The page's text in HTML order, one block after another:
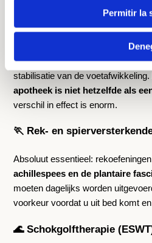
Permitir la
🧩 Steunzolen op maat
Ontworpen op basis van uw
ondersteuning van de voetboog,
stabilisatie van de voetafwikkeling.
apotheek is niet hetzelfde als
verschil in effect is enorm.
🏃 Rek- en
Absoluut essentieel:
achillespees en de plantaire
moeten dagelijks worden
voorkeur voordat u uit bed komt
🌊 Schokgolftherapie